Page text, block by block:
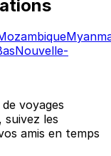
Nouvelle-
voyages
suivez les
amis en temps